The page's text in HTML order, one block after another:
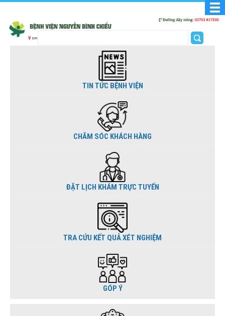
TIN TỨC BỆNH VIỆN
CHĂM SÓC KHÁCH HÀNG
ĐẶT LỊCH KHÁM TRỰC TUYẾN
TRA CỨU KẾT QUẢ XÉT NGHIỆM
GÓP Ý